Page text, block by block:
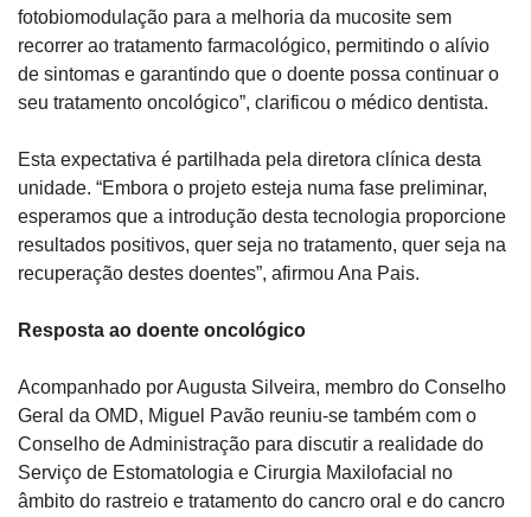
fotobiomodulação para a melhoria da mucosite sem
recorrer ao tratamento farmacológico, permitindo o alívio
de sintomas e garantindo que o doente possa continuar o
seu tratamento oncológico”, clarificou o médico dentista.
Esta expectativa é partilhada pela diretora clínica desta
unidade. “Embora o projeto esteja numa fase preliminar,
esperamos que a introdução desta tecnologia proporcione
resultados positivos, quer seja no tratamento, quer seja na
recuperação destes doentes”, afirmou Ana Pais.
Resposta ao doente oncológico
Acompanhado por Augusta Silveira, membro do Conselho
Geral da OMD, Miguel Pavão reuniu-se também com o
Conselho de Administração para discutir a realidade do
Serviço de Estomatologia e Cirurgia Maxilofacial no
âmbito do rastreio e tratamento do cancro oral e do cancro